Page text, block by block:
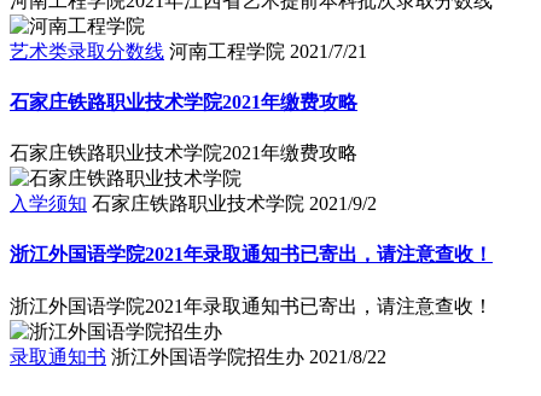
艺术类录取分数线 河南工程学院 2021/7/21
石家庄铁路职业技术学院2021年缴费攻略
石家庄铁路职业技术学院2021年缴费攻略
入学须知 石家庄铁路职业技术学院 2021/9/2
浙江外国语学院2021年录取通知书已寄出，请注意查收！
浙江外国语学院2021年录取通知书已寄出，请注意查收！
录取通知书 浙江外国语学院招生办 2021/8/22